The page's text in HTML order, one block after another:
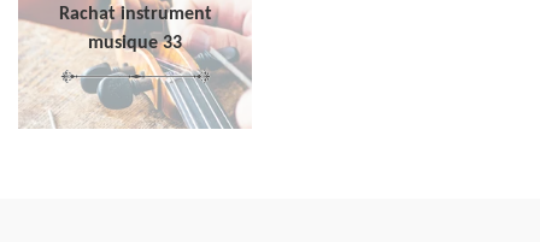
Rachat instrument
musique 33